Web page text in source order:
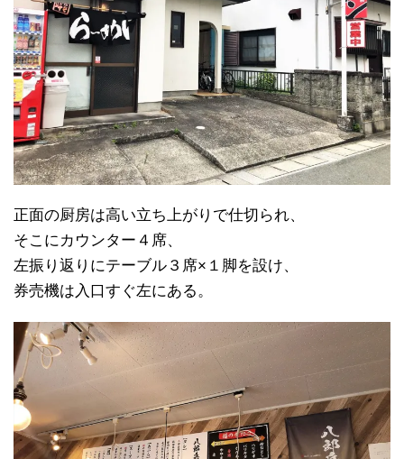
正面の厨房は高い立ち上がりで仕切られ、
そこにカウンター４席、
左振り返りにテーブル３席×１脚を設け、
券売機は入口すぐ左にある。